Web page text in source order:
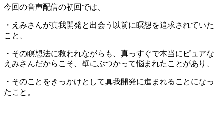
今回の音声配信の初回では、
・えみさんが真我開発と出会う以前に瞑想を追求されていた
こと、
・その瞑想法に救われながらも、真っすぐで本当にピュアな
えみさんだからこそ、壁にぶつかって悩まれたことがあり、
・そのことをきっかけとして真我開発に進まれることになっ
たこと。